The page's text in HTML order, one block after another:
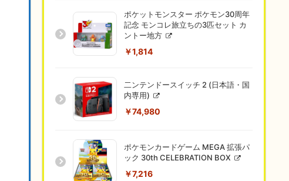
ポケットモンスター ポケモン30周年
記念 モンコレ旅立ちの3匹セット カ
ントー地方
￥1,814
二ンテンドースイッチ 2 (日本語・国
内専用)
￥74,980
ポケモンカードゲーム MEGA 拡張パ
ック 30th CELEBRATION BOX
￥7,216